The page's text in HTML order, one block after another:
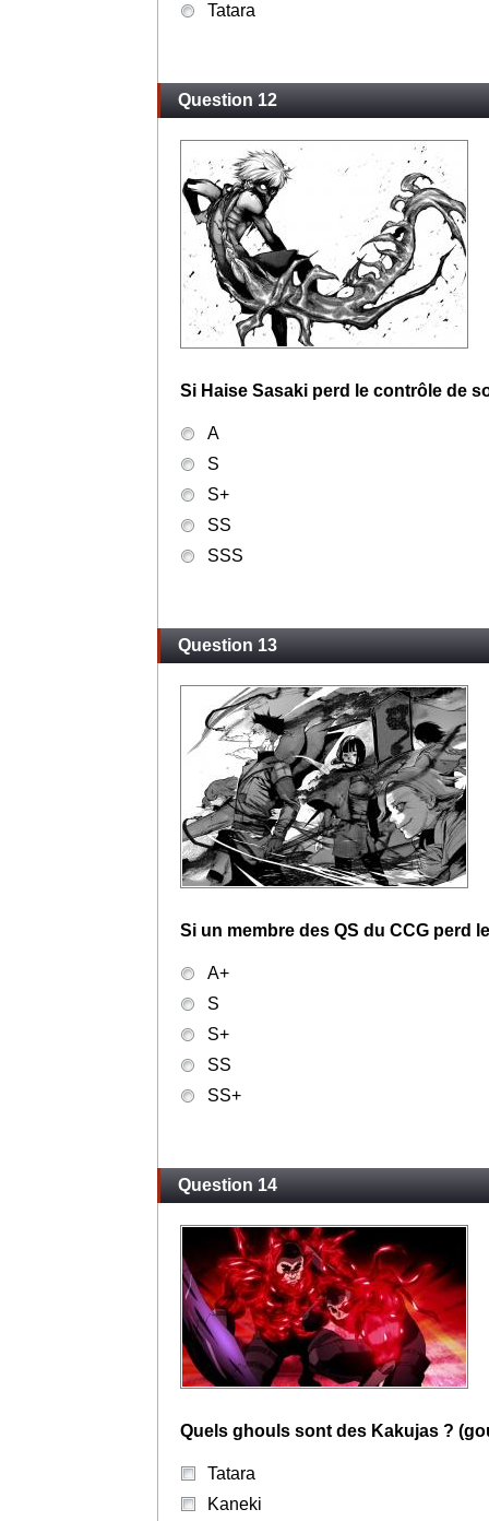
Tatara
Question 12
Si Haise Sasaki perd le contrôle de
A
S
S+
SS
SSS
Question 13
Si un membre des QS du CCG perd
A+
S
S+
SS
SS+
Question 14
Quels ghouls sont des Kakujas ?
Tatara
Kaneki